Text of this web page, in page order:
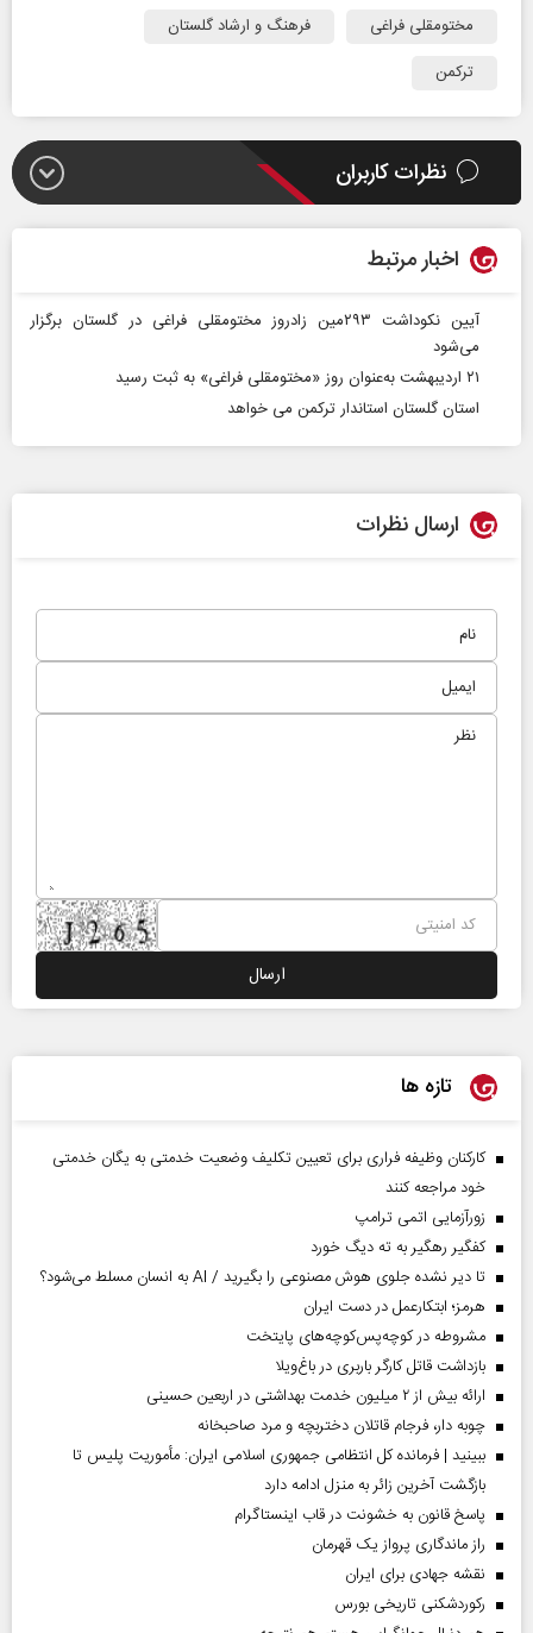
مختومقلی فراغی
فرهنگ و ارشاد گلستان
ترکمن
نظرات کاربران
اخبار مرتبط
آیین نکوداشت ۲۹۳مین زادروز مختومقلی فراغی در گلستان برگزار
می‌شود
۲۱ اردیبهشت به‌عنوان روز «مختومقلی فراغی» به ثبت رسید
استان گلستان استاندار ترکمن می خواهد
ارسال نظرات
تازه ها
کارکنان وظیفه فراری برای تعیین تکلیف وضعیت خدمتی به یگان خدمتی
خود مراجعه کنند
زورآزمایی اتمی ترامپ
کفگیر رهگیر به ته دیگ خورد
تا دیر نشده جلوی هوش مصنوعی را بگیرید / AI به انسان مسلط می‌شود؟
هرمز؛ ابتکارعمل در دست ایران
مشروطه در کوچه‌پس‌کوچه‌های پایتخت
بازداشت قاتل کارگر باربری در باغ‌ویلا
ارائه بیش از ۲ میلیون خدمت بهداشتی در اربعین حسینی
چوبه دار، فرجام قاتلان دختربچه و مرد صاحبخانه
ببینید | فرمانده کل انتظامی جمهوری اسلامی ایران­: مأموریت پلیس تا
بازگشت آخرین زائر به منزل ادامه دارد
پاسخ قانون به خشونت در قاب اینستاگرام
راز ماندگاری پرواز یک قهرمان
نقشه جهادی برای ایران
رکوردشکنی تاریخی بورس